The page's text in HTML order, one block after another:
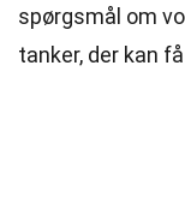
spørgsmål om
tanker, der kan